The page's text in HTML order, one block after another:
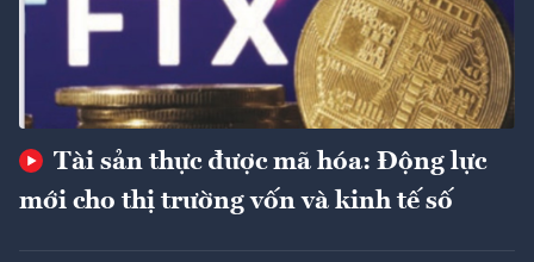
Tài sản thực được mã hóa: Động lực
mới cho thị trường vốn và kinh tế số